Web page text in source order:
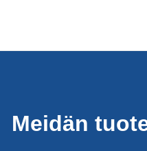
Meidän